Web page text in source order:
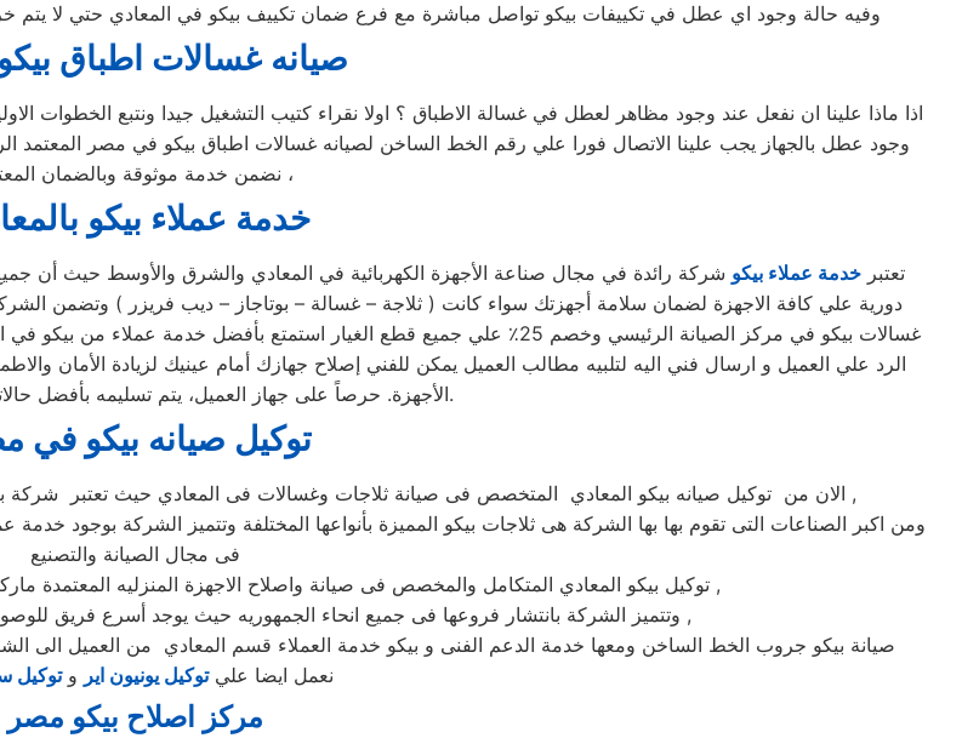
وفيه حالة وجود اي عطل في تكييفات بيكو تواصل مباشرة مع فرع ضمان تكييف بيكو في المعادي حتي لا يتم
صيانه غسالات اطباق
اذا ماذا علينا ان نفعل عند وجود مظاهر لعطل في غسالة الاطباق ؟ اولا نقراء كتيب التشغيل جيدا ونتبع الخطوات
وجود عطل بالجهاز يجب علينا الاتصال فورا علي رقم الخط الساخن لصيانه غسالات اطباق بيكو في مصر
نضمن خدمة موثوقة وبالضمان المعتمد ،
خدمة عملاء بيكو
تعتبرخدمة عملاء بيكو شركة رائدة في مجال صناعة الأجهزة الكهربائية في المعادي والشرق والأوسط حيث أن
غسالات بيكو في مركز الصيانة الرئيسي وخصم 25٪ علي جميع قطع الغيار استمتع
الرد علي العميل و ارسال فني اليه لتلبيه مطالب العميل يمكن للفني إصلاح جهازك أمام عينيك لزيادة الأمان
الأجهزة. حرصاً على جهاز العميل، يتم تسليمه بأفضل حالاته لإرضاء العميل العزيز.
توكيل صيانه بيكو في
الان من توكيل صيانه بيكو المعادي المتخصص فى صيانة ثلاجات وغسالات فى المعادي حيث تعتبر شركة بيكو بالمعادي من اكبر الشركات فى المعادي فى صيانة الاجهزة الكهربائيه ,
ومن اكبر الصناعات التى تقوم بها بها الشركة هى ثلاجات بيكو المميزة بأنواعها المختلفة وتتميز الشركة بوجود خدمة
فى مجال الصيانة والتصنيع
توكيل بيكو المعادي المتكامل والمخصص فى صيانة واصلاح الاجهزة المنزليه المعتمدة ماركة بيكو على يد خبراء الصيانة المعتمدين للماركات العالمية ,
وتتميز الشركة بانتشار فروعها فى جميع انحاء الجمهوريه حيث يوجد أسرع فريق للوصول الى العملاء على مدار اليوم يصلك الفريق اينما كنت ,
صيانة بيكو جروب الخط الساخن ومعها خدمة الدعم الفنى و بيكو خدمة العملاء قسم المعادي من العميل الى
نعمل ايضا عليتوكيل يونيون اير وتوكيل
مركز اصلاح بيكو مصر